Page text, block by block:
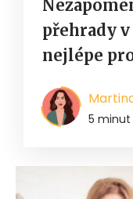
přehrady v
nejlépe
5